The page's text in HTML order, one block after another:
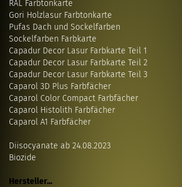
RAL Farbtonkarte
Gori Holzlasur Farbtonkarte
Pufas Dach und Sockelfarben
Sockelfarben Farbkarte
Capadur Decor Lasur Farbkarte Teil 1
Capadur Decor Lasur Farbkarte Teil 2
Capadur Decor Lasur Farbkarte Teil 3
Caparol 3D Plus Farbfächer
Caparol Color Compact Farbfächer
Caparol Histolith Farbfächer
Caparol A1 Farbfächer
Diisocyanate ab 24.08.2023
Biozide
Hersteller...